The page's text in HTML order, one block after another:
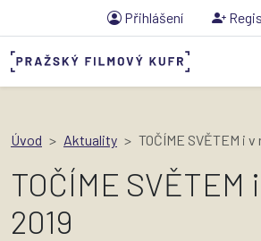
Přihlášení
Úvod Aktuality TOČÍME SVĚTEM i v
TOČÍME SVĚTEM
2019